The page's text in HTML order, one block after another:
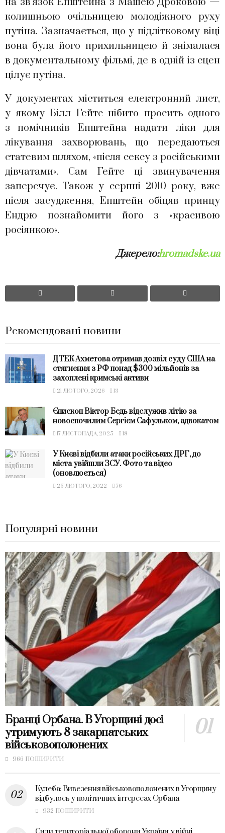
колишньою очільницею молодіжного руху
путіна. Зазначається, що у підлітковому віці
вона була його прихильницею й знімалася
в документальному фільмі, де в одній із сцен
цілує путіна.
У документах міститься електронний лист,
у якому Білл Гейтс нібито просить одного
з помічників Епштейна надати ліки для
лікування захворювань, що передаються
статевим шляхом, «після сексу з російськими
дівчатами». Сам Гейтс ці звинувачення
заперечує. Також у серпні 2010 року, вже
після засудження, Епштейн обіцяв принцу
Ендрю познайомити його з «красивою
росіянкою».
Джерело:hromadske.ua
Рекомендовані новини
ДТЕК Ахметова отримав дозвіл суду США на
стягнення з РФ понад $300 мільйонів за
захоплені кримські активи
21 ЛЮТОГО, 2026 13
Єпископ Віктор Бедь відслужив літію за
новоспочилим Сергієм Сафульком, адвокатом
17 ЛИСТОПАДА, 2025 18
У Києві відбили атаки російських ДРГ, до
міста увійшли ЗСУ. Фото та відео
(оновлюється)
25 ЛЮТОГО, 2022 76
Популярні новини
Бранці Орбана. В Угорщині досі
утримують 8 закарпатських
військовополонених
966 ПОШИРИТИ
Кулеба: Вивезення військовополонених в Угорщину
відбулось у політичних інтересах Орбана
932 ПОШИРИТИ